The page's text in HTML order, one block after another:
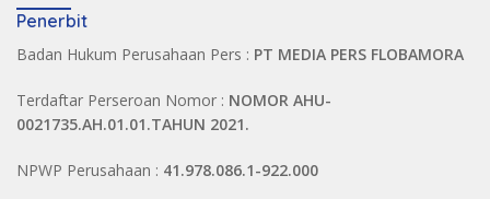
Penerbit
Badan Hukum Perusahaan Pers : PT MEDIA PERS FLOBAMORA
Terdaftar Perseroan Nomor : NOMOR AHU-
0021735.AH.01.01.TAHUN 2021.
NPWP Perusahaan : 41.978.086.1-922.000